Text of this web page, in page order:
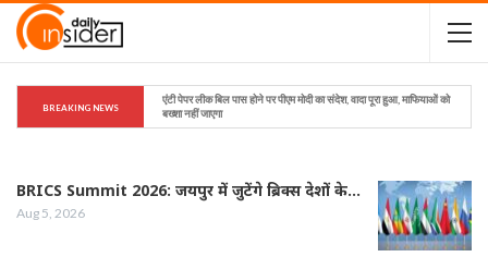
BREAKING NEWS
एंटी पेपर लीक बिल पास होने पर पीएम मोदी का संदेश, वादा पूरा हुआ, माफियाओं को
बख्शा नहीं जाएगा
BRICS Summit 2026: जयपुर में जुटेंगे ब्रिक्स देशों के…
Aug 5, 2026